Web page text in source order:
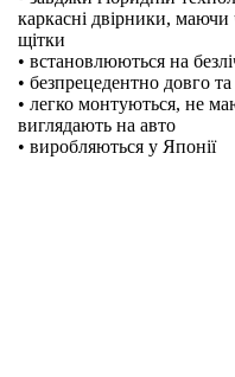
каркасні двірники, маючи
щітки
• встановлюються на
• безпрецедентно довго
• легко монтуються, не
виглядають на авто
• виробляються у Японії